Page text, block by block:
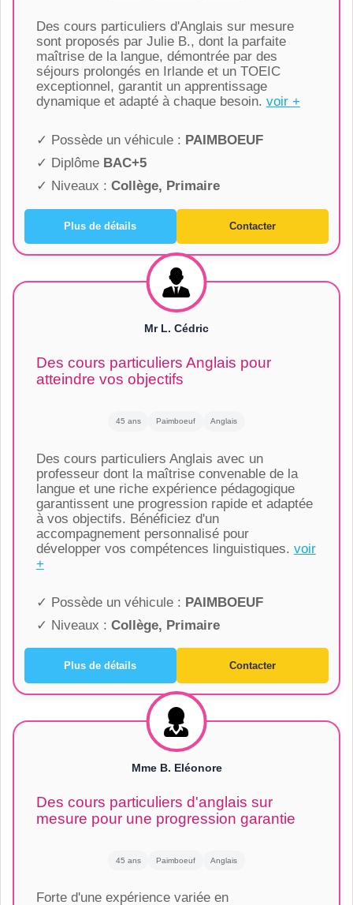
Des cours particuliers d'Anglais sur mesure
sont proposés par Julie B., dont la parfaite
maîtrise de la langue, démontrée par des
séjours prolongés en Irlande et un TOEIC
exceptionnel, garantit un apprentissage
dynamique et adapté à chaque besoin. voir +
✓ Possède un véhicule : PAIMBOEUF
✓ Diplôme BAC+5
✓ Niveaux : Collège, Primaire
Plus de détails Contacter
Mr L. Cédric
Des cours particuliers Anglais pour
atteindre vos objectifs
45 ans Paimboeuf Anglais
Des cours particuliers Anglais avec un
professeur dont la maîtrise convenable de la
langue et une riche expérience pédagogique
garantissent une progression rapide et adaptée
à vos objectifs. Bénéficiez d'un
accompagnement personnalisé pour
développer vos compétences linguistiques. voir
+
✓ Possède un véhicule : PAIMBOEUF
✓ Niveaux : Collège, Primaire
Plus de détails Contacter
Mme B. Eléonore
Des cours particuliers d'anglais sur
mesure pour une progression garantie
45 ans Paimboeuf Anglais
Forte d'une expérience variée en